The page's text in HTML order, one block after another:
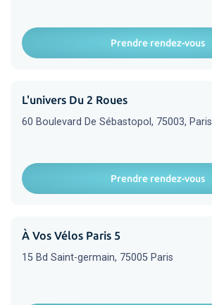
Prendre rendez-vous
L'univers Du 2 Roues
60 Boulevard De Sébastopol, 75003, Paris
Prendre rendez-vous
À Vos Vélos Paris 5
15 Bd Saint-germain, 75005 Paris